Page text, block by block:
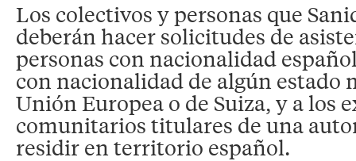
Los colectivos y personas que
deberán hacer solicitudes de
personas con nacionalidad
con nacionalidad de algún estado
Unión Europea o de Suiza, y a los
comunitarios titulares de una
residir en territorio español.